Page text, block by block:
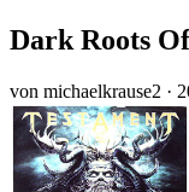
Dark Roots
von michaelkrause2 ·